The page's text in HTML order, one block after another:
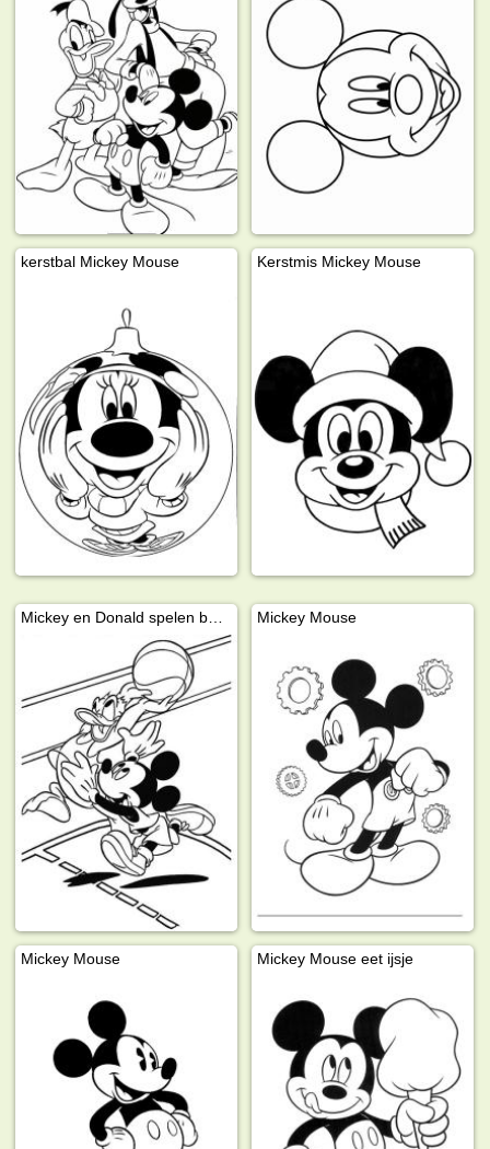
kerstbal Mickey Mouse Kerstmis Mickey Mouse
Mickey Mouse
Mickey Mouse Mickey Mouse eet ijsje